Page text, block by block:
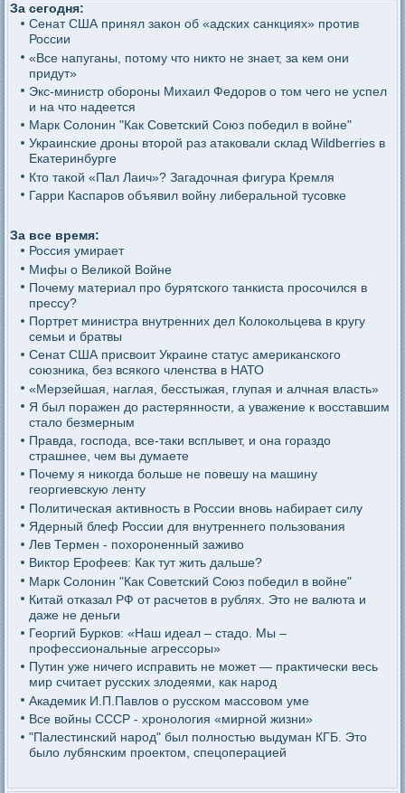
За сегодня:
Сенат США принял закон об «адских санкциях» против
России
«Все напуганы, потому что никто не знает, за кем они
придут»
Экс-министр обороны Михаил Федоров о том чего не успел
и на что надеется
Марк Солонин "Как Советский Союз победил в войне"
Украинские дроны второй раз атаковали склад Wildberries в
Екатеринбурге
Кто такой «Пал Лаич»? Загадочная фигура Кремля
Гарри Каспаров объявил войну либеральной тусовке
За все время:
Россия умирает
Мифы о Великой Войне
Почему материал про бурятского танкиста просочился в
прессу?
Портрет министра внутренних дел Колокольцева в кругу
семьи и братвы
Сенат США присвоит Украине статус американского
союзника, без всякого членства в НАТО
«Мерзейшая, наглая, бесстыжая, глупая и алчная власть»
Я был поражен до растерянности, а уважение к восставшим
стало безмерным
Правда, господа, все-таки всплывет, и она гораздо
страшнее, чем вы думаете
Почему я никогда больше не повешу на машину
георгиевскую ленту
Политическая активность в России вновь набирает силу
Ядерный блеф России для внутреннего пользования
Лев Термен - похороненный заживо
Виктор Ерофеев: Как тут жить дальше?
Марк Солонин "Как Советский Союз победил в войне"
Китай отказал РФ от расчетов в рублях. Это не валюта и
даже не деньги
Георгий Бурков: «Наш идеал – стадо. Мы –
профессиональные агрессоры»
Путин уже ничего исправить не может — практически весь
мир считает русских злодеями, как народ
Академик И.П.Павлов о русском массовом уме
Все войны СССР - хронология «мирной жизни»
"Палестинский народ" был полностью выдуман КГБ. Это
было лубянским проектом, спецоперацией